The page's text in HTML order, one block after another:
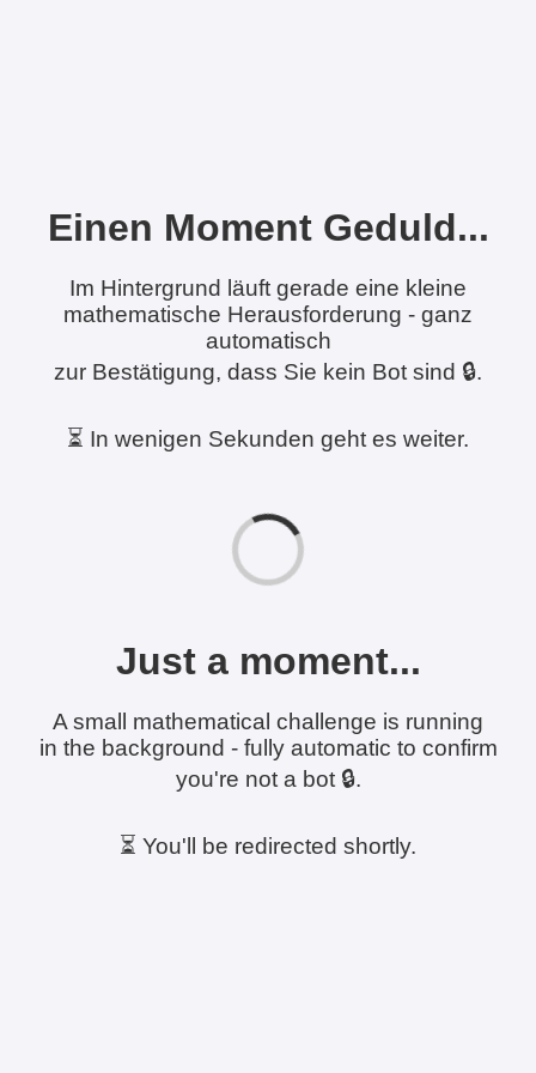
Einen Moment Geduld...
Im Hintergrund läuft gerade eine kleine
mathematische Herausforderung - ganz
automatisch
zur Bestätigung, dass Sie kein Bot sind 🔒.
⏳ In wenigen Sekunden geht es weiter.
Just a moment...
A small mathematical challenge is running
in the background - fully automatic to confirm
you're not a bot 🔒.
⏳ You'll be redirected shortly.